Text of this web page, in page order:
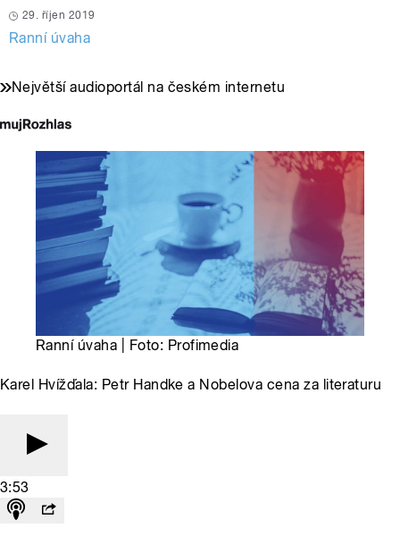
29. říjen 2019
Ranní úvaha
Největší audioportál na českém internetu
Ranní úvaha | Foto: Profimedia
Karel Hvížďala: Petr Handke a Nobelova cena za literaturu
3:53